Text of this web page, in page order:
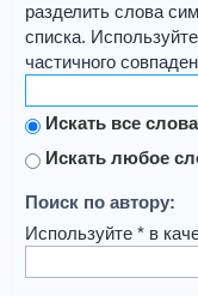
разделить слова
списка. Используйте
частичного
Искать все слова
Искать любое
Поиск по автору:
Используйте * в